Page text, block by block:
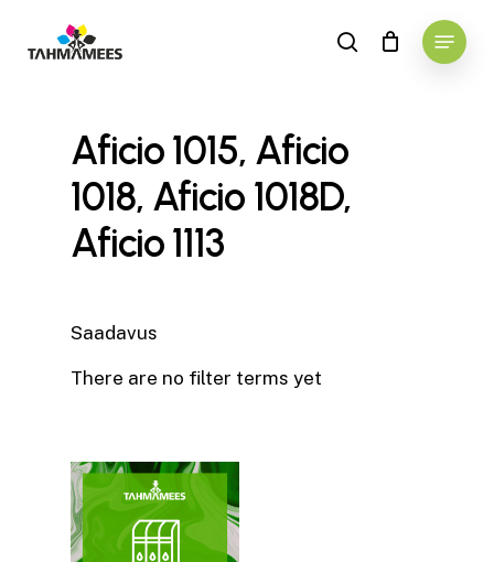
search
Menu
Aficio 1015, Aficio
1018, Aficio 1018D,
Aficio 1113
Saadavus
There are no filter terms yet